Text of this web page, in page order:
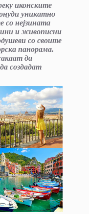
иконските
уникатно
со нејзината
и живописни
со своите
панорама.
да
создадат